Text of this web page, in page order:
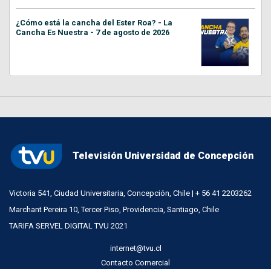
¿Cómo está la cancha del Ester Roa? - La
Cancha Es Nuestra - 7 de agosto de 2026
Televisión Universidad de Concepción
Victoria 541, Ciudad Universitaria, Concepción, Chile | + 56 41 2203262
Marchant Pereira 10, Tercer Piso, Providencia, Santiago, Chile
TARIFA SERVEL DIGITAL TVU 2021
internet@tvu.cl
Contacto Comercial